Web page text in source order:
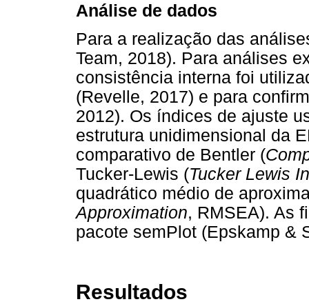
Análise de dados
Para a realização das
Team, 2018). Para análises
consistência interna foi
(Revelle, 2017) e para
2012). Os índices de ajuste
estrutura unidimensional da
comparativo de Bentler (
Tucker-Lewis (Tucker Lewis
quadrático médio de
Approximation, RMSEA). As
pacote semPlot (Epskamp &
Resultados